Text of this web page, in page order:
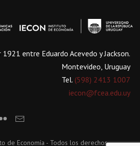
entre Eduardo Acevedo y Jackson.
Montevideo, Uruguay
Tel. (598) 2413 1007
iecon@fcea.edu.uy
de Economía - Todos los derechos